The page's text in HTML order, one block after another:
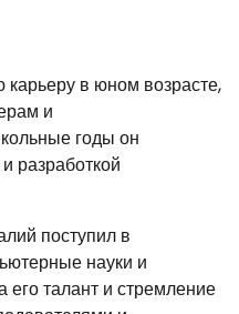
в юном возрасте,
и
годы он
разработкой
поступил в
науки и
его талант и стремление